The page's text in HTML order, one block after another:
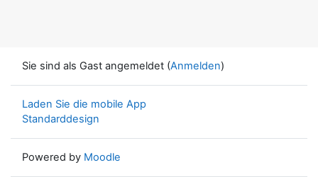
Sie sind als Gast angemeldet (Anmelden)
Laden Sie die mobile App
Standarddesign
Powered by Moodle